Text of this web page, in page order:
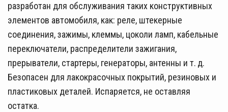
разработан для обслуживания таких конструктивных
элементов автомобиля, как: реле, штекерные
соединения, зажимы, клеммы, цоколи ламп, кабельные
переключатели, распределители зажигания,
прерыватели, стартеры, генераторы, антенны и т. д.
Безопасен для лакокрасочных покрытий, резиновых и
пластиковых деталей. Испаряется, не оставляя
остатка.